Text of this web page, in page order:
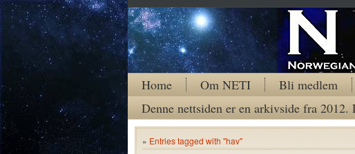
Home Om NETI Bli medlem
Denne nettsiden er en arkivside fra 2012.
» Entries tagged with "hav"